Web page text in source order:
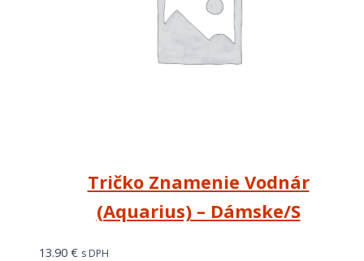
Tričko Znamenie Vodnár
(Aquarius) – Dámske/S
13.90 € s DPH